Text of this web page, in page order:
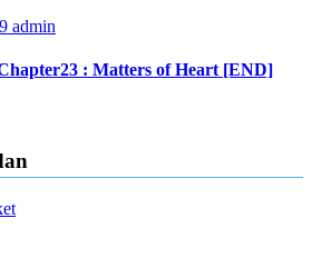
admin
: Matters of Heart [END]